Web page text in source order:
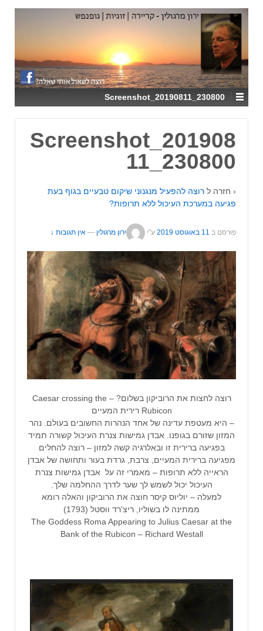
↓
SKIP
TO
MAIN
CONTENT
Screenshot_20190811_230800
Screenshot_201908
11_230800
‹ חזרה ל רוצה להפעיל מנגנוני שיקום טבעיים בגוף בעת
פגיעה במערכת העיכול ללא תרופות?
פורסם ב 11 באוגוסט 2019 ע"י ירון מרגולין — אין תגובות ↓
רוצה לחצות את הרוביקון בשלום? – Caesar crossing the
Rubicon רירית המעיים
– היא מעטפת עדינה של אחד הנהרות החשובים בעולם. נהר
המזון שזורם בגופנו. אבדן גמישות צנרת העיכול קשורה תמיד
בפגיעה ברירית זו ובאלרגיה קשה למזון – רוצה להחלים
מפגיעה ברירית המעיים, צרבת, גרדת בעור ותחושה של אבדן
הראייה ללא תרופות – מאמרי זה על אבדן גמישות צנרת
העיכול יכול לשמש לך שער לדרך ההחלמה שלך.
למעלה – יוליוס קיסר חוצה את הרוביקון והאלה רומא
ממתינה לו בשוליו, ריצ'רד ווסטל (1793)
The Goddess Roma Appearing to Julius Caesar at the
Bank of the Rubicon – Richard Westall